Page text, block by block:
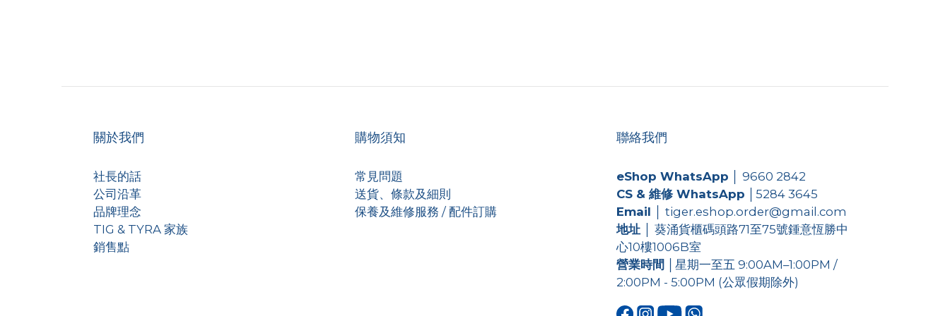
關於我們
社長的話
公司沿革
品牌理念
TIG & TYRA 家族
銷售點
購物須知
常見問題
送貨、條款及細則
保養及維修服務 / 配件訂購
聯絡我們
eShop WhatsApp
9660 2842
CS & 維修 WhatsApp
5284 3645
Email
│ tiger.eshop.order@gmail.com
地址
│ 葵涌貨櫃碼頭路71至75號鍾意恆勝中
心10樓1006B室
營業時間 │星期一至五 9:00AM–1:00PM /
2:00PM - 5:00PM (公眾假期除外)